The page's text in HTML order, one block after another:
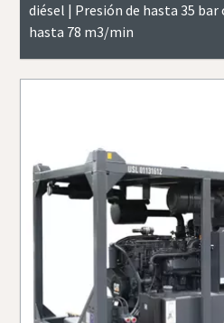
diésel | Presión de hasta 35 bar
hasta 78 m3/min